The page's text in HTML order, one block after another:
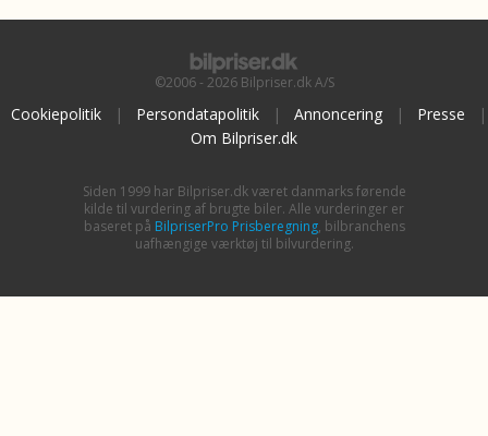
©2006 - 2026 Bilpriser.dk A/S
Cookiepolitik | Persondatapolitik | Annoncering | Presse
|
Om Bilpriser.dk
Siden 1999 har Bilpriser.dk været danmarks førende
kilde til vurdering af brugte biler. Alle vurderinger er
baseret på BilpriserPro Prisberegning, bilbranchens
uafhængige værktøj til bilvurdering.